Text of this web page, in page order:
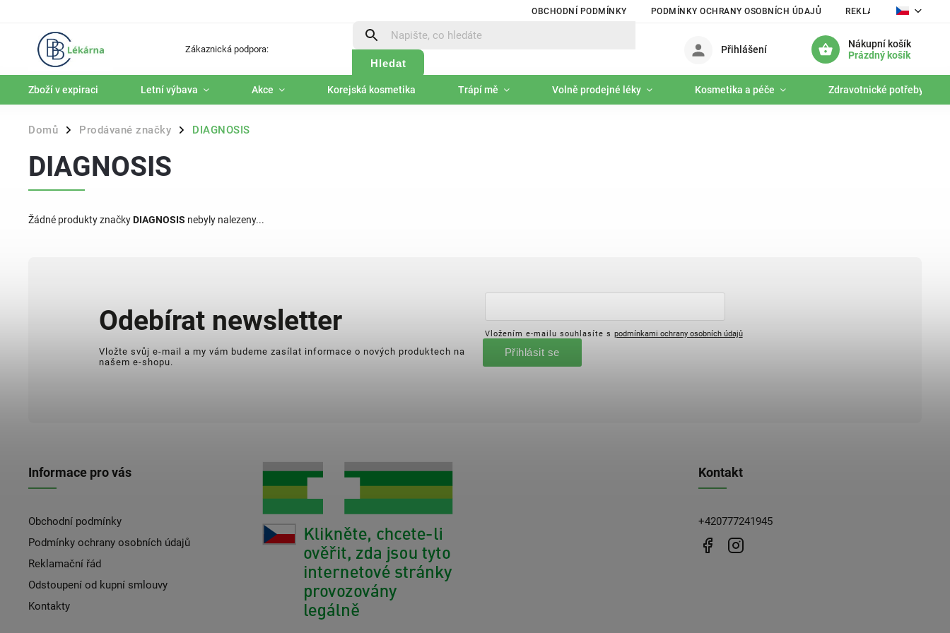
OBCHODNÍ PODMÍNKY PODMÍNKY OCHRANY OSOBNÍCH ÚDAJŮ REKLAMAČNÍ ŘÁD
Zákaznická podpora:
Hledat
Nákupní košík
Prázdný košík
Přihlášení
Zboží v expiraci Letní výbava Akce Korejská kosmetika Trápí mě Volně prodejné léky Kosmetika a péče Zdravotnické potřeby
Domů / Prodávané značky / DIAGNOSIS
DIAGNOSIS
Žádné produkty značkyDIAGNOSIS nebyly nalezeny...
Informace pro vás
Obchodní podmínky
Podmínky ochrany osobních údajů
Reklamační řád
Odstoupení od kupní smlouvy
Kontakty
Odebírat newsletter
Vložte svůj e-mail a my vám budeme zasílat informace o nových produktech na
našem e-shopu.
Vložením e-mailu souhlasíte s podmínkami ochrany osobních údajů
Přihlásit se
Kontakt
+420777241945